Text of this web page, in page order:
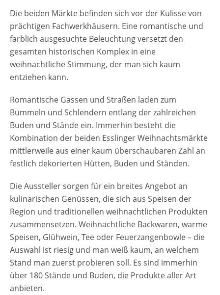
immerhin über 180 Stände und Buden, die
Produkte aller Art anbieten.…
Die beiden Märkte befinden sich vor der Kulisse von
prächtigen Fachwerkhäusern. Eine romantische und
farblich ausgesuchte Beleuchtung versetzt den
gesamten historischen Komplex in eine
weihnachtliche Stimmung, der man sich kaum
entziehen kann.
Romantische Gassen und Straßen laden zum
Bummeln und Schlendern entlang der zahlreichen
Buden und Stände ein. Immerhin besteht die
Kombination der beiden Esslinger Weihnachtsmärkte
mittlerweile aus einer kaum überschaubaren Zahl an
festlich dekorierten Hütten, Buden und Ständen.
Die Aussteller sorgen für ein breites Angebot an
kulinarischen Genüssen, die sich aus Speisen der
Region und traditionellen weihnachtlichen Produkten
zusammensetzen. Weihnachtliche Backwaren, warme
Speisen, Glühwein, Tee oder Feuerzangenbowle – die
Auswahl ist riesig und man weiß kaum, an welchem
Stand man zuerst probieren soll. Es sind immerhin
über 180 Stände und Buden, die Produkte aller Art
anbieten.